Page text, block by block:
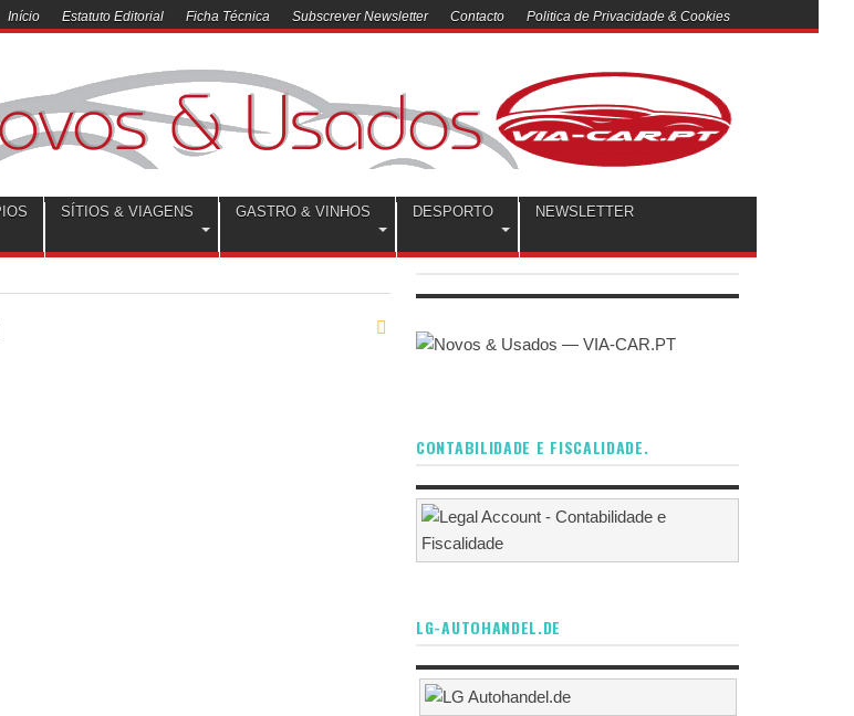
Início Estatuto Editorial Ficha Técnica Subscrever Newsletter Contacto Politica de Privacidade & Cookies
SÍTIOS & VIAGENS GASTRO & VINHOS DESPORTO NEWSLETTER
CONTABILIDADE E FISCALIDADE.
LG-AUTOHANDEL.DE